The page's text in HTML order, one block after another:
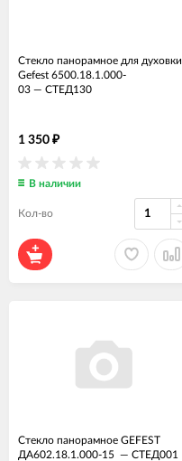
Стекло панорамное для духовки
Gefest 6500.18.1.000-
03 — СТЕД130
1 350 ₽
В наличии
Кол-во
Стекло панорамное GEFEST
ДА602.18.1.000-15 — СТЕД001